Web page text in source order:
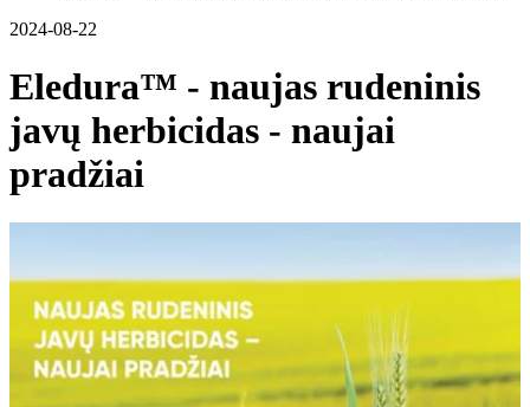
2024-08-22
Eledura™ - naujas rudeninis
javų herbicidas - naujai
pradžiai